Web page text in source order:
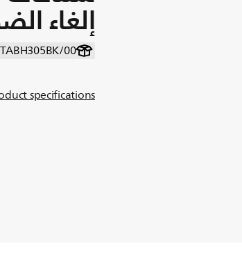
إلغاء
TABH305BK/00
specifications